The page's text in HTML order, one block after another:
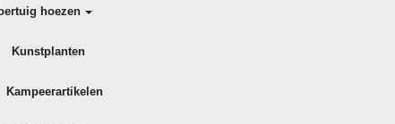
hoezen
Kunstplanten
Kampeerartikelen